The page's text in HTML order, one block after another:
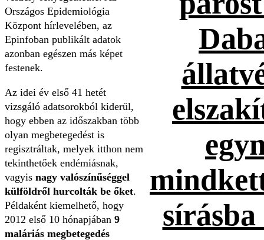
Országos Epidemiológia
Központ hírlevelében, az
Epinfoban publikált adatok
azonban egészen más képet
festenek.
Az idei év első 41 hetét
vizsgáló adatsorokból kiderül,
hogy ebben az időszakban több
olyan megbetegedést is
regisztráltak, melyek itthon nem
tekinthetőek endémiásnak,
vagyis nagy valószínűséggel
külföldről hurcolták be őket.
Példaként kiemelhető, hogy
2012 első 10 hónapjában 9
maláriás megbetegedés
sírásba